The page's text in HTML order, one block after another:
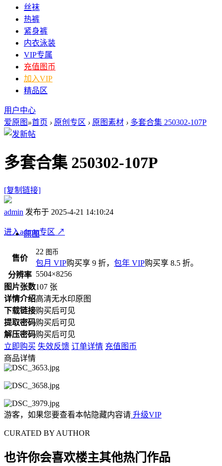
丝袜
热裤
紧身裤
内衣泳装
VIP专属
充值图币
加入VIP
精品区
用户中心
爱原图 »首页 › 原创专区 › 原图素材 › 多套合集 250302-107P
多套合集 250302-107P
[复制链接]
admin 发布于 2025-4-21 14:10:24
进入admin专区 ↗
原图
售价
22 图币
包月 VIP购买享 9 折， 包年 VIP购买享 8.5 折。
分辨率 5504×8256
图片张数107 张
详情介绍高清无水印原图
下载链接购买后可见
提取密码购买后可见
解压密码购买后可见
立即购买 失效反馈 订单详情 充值图币
商品详情
游客，如果您要查看本帖隐藏内容请 升级VIP
CURATED BY AUTHOR
也许你会喜欢楼主其他热门作品